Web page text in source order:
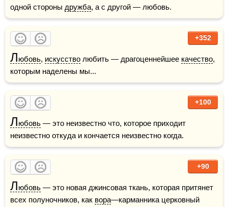
одной стороны дружба, а с другой — любовь.
+352
Любовь, искусство любить — драгоценнейшее качество,
которым наделены мы...
+100
Любовь — это неизвестно что, которое приходит
неизвестно откуда и кончается неизвестно когда.
+90
Любовь — это новая джинсовая ткань, которая притянет
всех полуночников, как вора—карманника церковный